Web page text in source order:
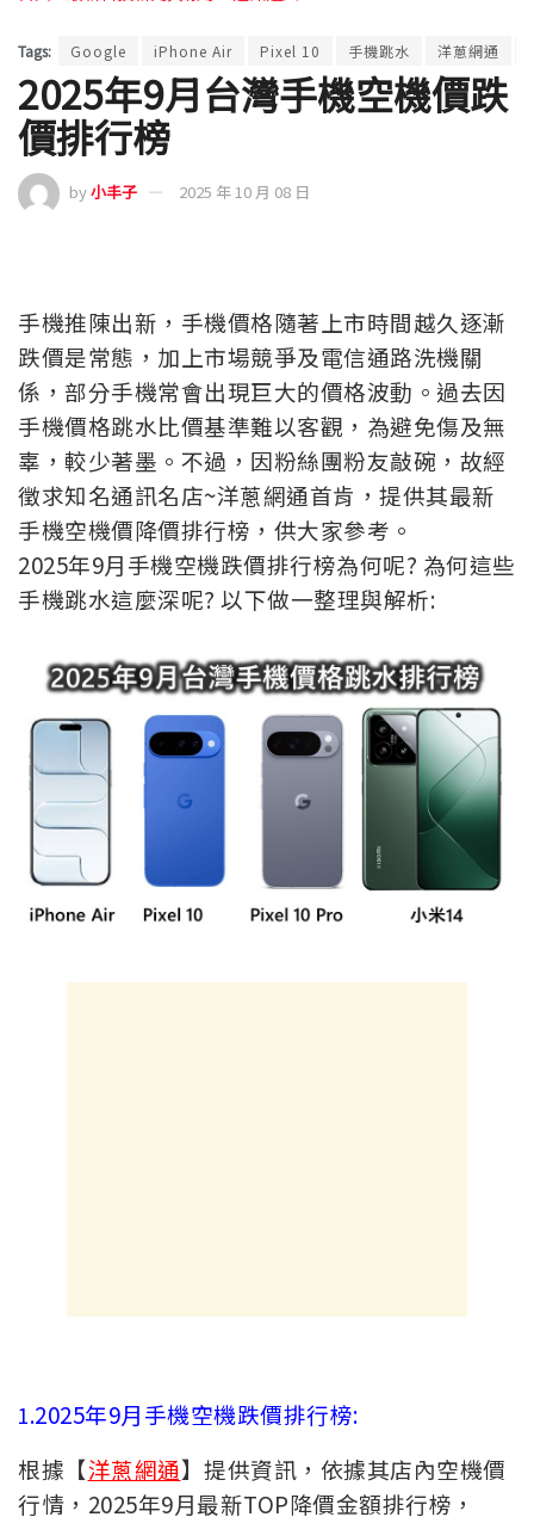
Tags: Google iPhone Air Pixel 10 手機跳水 洋蔥網通
2025年9月台灣手機空機價跌
價排行榜
by小丰子 2025 年 10 月 08 日
手機推陳出新，手機價格隨著上市時間越久逐漸
跌價是常態，加上市場競爭及電信通路洗機關
係，部分手機常會出現巨大的價格波動。過去因
手機價格跳水比價基準難以客觀，為避免傷及無
辜，較少著墨。不過，因粉絲團粉友敲碗，故經
徵求知名通訊名店~洋蔥網通首肯，提供其最新
手機空機價降價排行榜，供大家參考。
2025年9月手機空機跌價排行榜為何呢? 為何這些
手機跳水這麼深呢? 以下做一整理與解析:
1.2025年9月手機空機跌價排行榜:
根據【洋蔥網通】提供資訊，依據其店內空機價
行情，2025年9月最新TOP降價金額排行榜，